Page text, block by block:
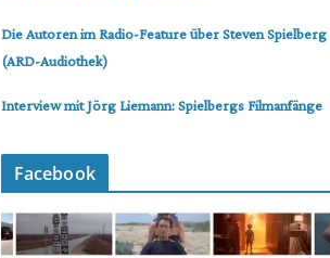
Die Autoren im Radio-Feature über Steven Spielberg
(ARD-Audiothek)
Interview mit Jörg Liemann: Spielbergs Filmanfänge
Facebook